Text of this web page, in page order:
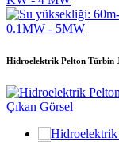
Hidroelektrik Pelton Türbin